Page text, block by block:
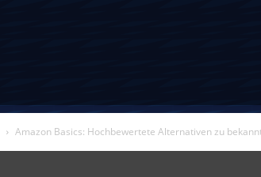
Amazon Basics: Hochbewertete Alternativen zu